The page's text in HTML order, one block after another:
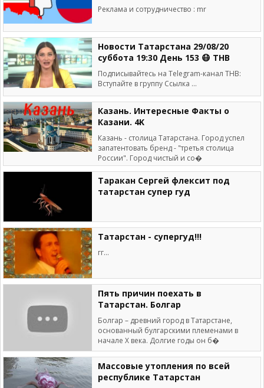
Реклама и сотрудничество : mr
Новости Татарстана 29/08/20
суббота 19:30 День 153 😷 ТНВ
Подписывайтесь на Telegram-канал ТНВ:
Вступайте в группу Ссылка ...
Казань. Интересные Факты о
Казани. 4K
Казань - столица Татарстана. Город успел
запатентовать бренд - "третья столица
России". Город чистый и со�
Таракан Сергей флексит под
татарстан супер гуд
Татарстан - супергуд!!!
гг...
Пять причин поехать в
Татарстан. Болгар
Болгар – древний город в Татарстане,
основанный булгарскими племенами в
начале Х века. Долгие годы он б�
Массовые утопления по всей
республике Татарстан